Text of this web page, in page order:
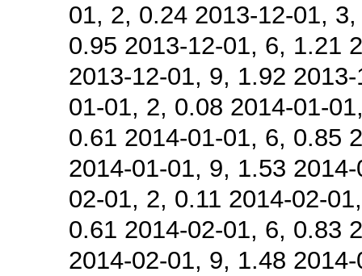
01, 2, 0.24 2013-12-01,
0.95 2013-12-01, 6, 1.21
2013-12-01, 9, 1.92
01-01, 2, 0.08 2014-01-
0.61 2014-01-01, 6, 0.85
2014-01-01, 9, 1.53
02-01, 2, 0.11 2014-02-
0.61 2014-02-01, 6, 0.83
2014-02-01, 9, 1.48